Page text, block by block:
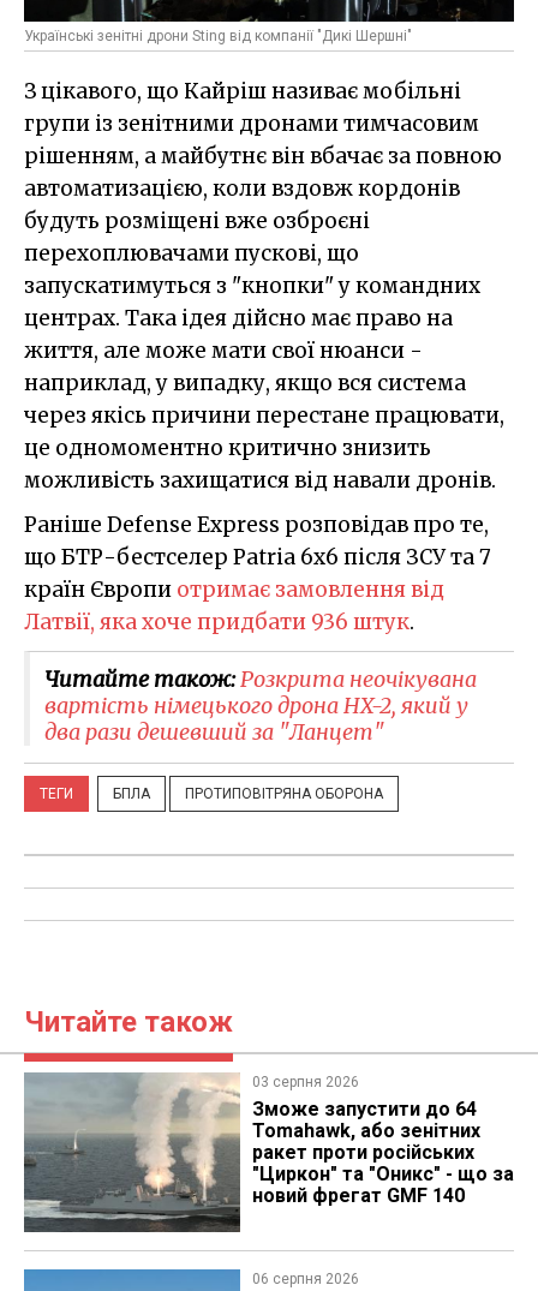
Українські зенітні дрони Sting від компанії "Дикі Шершні"
З цікавого, що Кайріш називає мобільні
групи із зенітними дронами тимчасовим
рішенням, а майбутнє він вбачає за повною
автоматизацією, коли вздовж кордонів
будуть розміщені вже озброєні
перехоплювачами пускові, що
запускатимуться з "кнопки" у командних
центрах. Така ідея дійсно має право на
життя, але може мати свої нюанси -
наприклад, у випадку, якщо вся система
через якісь причини перестане працювати,
це одномоментно критично знизить
можливість захищатися від навали дронів.
Раніше Defense Express розповідав про те,
що БТР-бестселер Patria 6x6 після ЗСУ та 7
країн Європи отримає замовлення від
Латвії, яка хоче придбати 936 штук.
Читайте також:Розкрита неочікувана
вартість німецького дрона HX-2, який у
два рази дешевший за "Ланцет"
ТЕГИ БПЛА ПРОТИПОВІТРЯНА ОБОРОНА
Читайте також
03 серпня 2026
Зможе запустити до 64
Tomahawk, або зенітних
ракет проти російських
"Циркон" та "Оникс" - що за
новий фрегат GMF 140
06 серпня 2026